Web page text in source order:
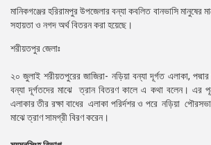
মানিকগঞ্জের হরিরামপুর উপজেলার বন্যা কবলিত বানভাসি মানুষের
সহায়তা ও নগদ অর্থ বিতরন করা হয়েছে।
শরীয়তপুর জেলাঃ
২০ জুলাই শরীয়তপুরের জাজিরা- নড়িয়া বন্যা দূর্গত এলাকা, পদ্মার
বন্যা দূর্গতদের মাঝে ত্রান বিতরণ কালে এ কথা বলেন। এর
এলাকার তীর রক্ষা বাধের এলাকা পরির্দশর ও পরে নড়িয়া
মাঝে ত্রাণ সামগ্রী বিরণ করেন।